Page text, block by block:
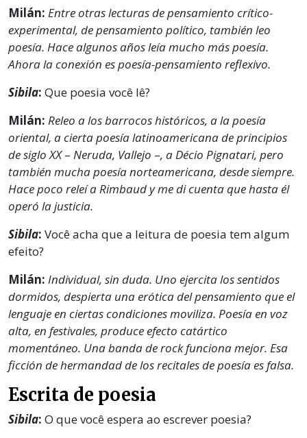
Milán: Entre otras lecturas de pensamiento crítico-
experimental, de pensamiento político, también leo
poesía. Hace algunos años leía mucho más poesía.
Ahora la conexión es poesía-pensamiento reflexivo.
Sibila: Que poesia você lê?
Milán: Releo a los barrocos históricos, a la poesía
oriental, a cierta poesía latinoamericana de principios
de siglo XX– Neruda, Vallejo –, a Décio Pignatari, pero
también mucha poesía norteamericana, desde siempre.
Hace poco releí a Rimbaud y me di cuenta que hasta él
operó la justicia.
Sibila: Você acha que a leitura de poesia tem algum
efeito?
Milán: Individual, sin duda. Uno ejercita los sentidos
dormidos, despierta una erótica del pensamiento que el
lenguaje en ciertas condiciones moviliza. Poesía en voz
alta, en festivales, produce efecto catártico
momentáneo. Una banda de rock funciona mejor. Esa
ficción de hermandad de los recitales de poesía es falsa.
Escrita de poesia
Sibila: O que você espera ao escrever poesia?